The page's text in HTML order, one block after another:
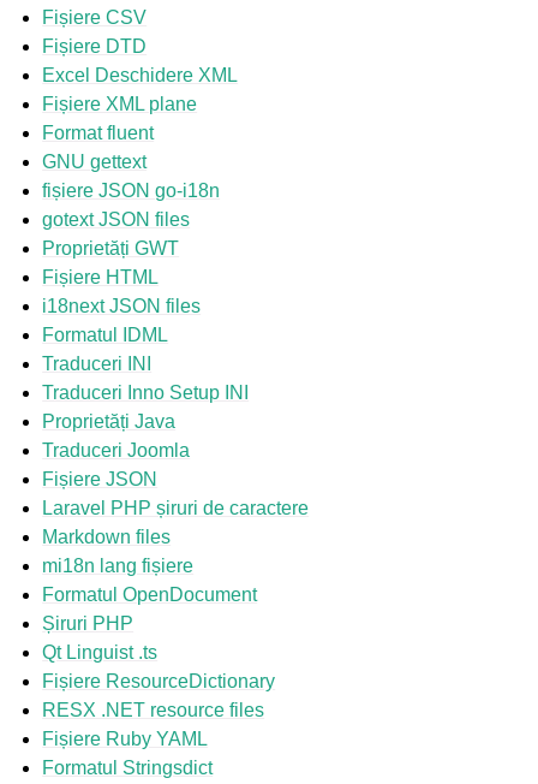
navigation of Formate de fișiere acceptate
Fișiere CSV
Fișiere DTD
Excel Deschidere XML
Fișiere XML plane
Format fluent
GNU gettext
fișiere JSON go-i18n
gotext JSON files
Proprietăți GWT
Fișiere HTML
i18next JSON files
Formatul IDML
Traduceri INI
Traduceri Inno Setup INI
Proprietăți Java
Traduceri Joomla
Fișiere JSON
Laravel PHP șiruri de caractere
Markdown files
mi18n lang fișiere
Formatul OpenDocument
Șiruri PHP
Qt Linguist .ts
Fișiere ResourceDictionary
RESX .NET resource files
Fișiere Ruby YAML
Formatul Stringsdict